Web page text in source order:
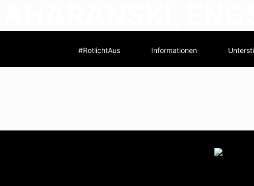
#RotlichtAus Informationen